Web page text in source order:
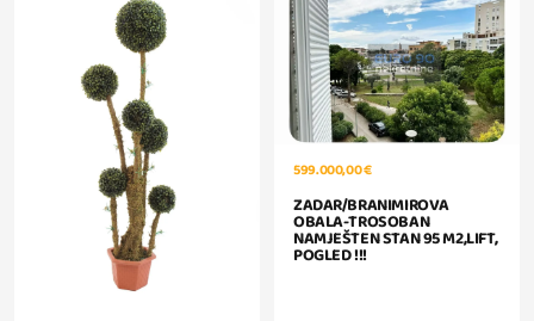
599.000,00 €
ZADAR/BRANIMIROVA
OBALA-TROSOBAN
NAMJEŠTEN STAN 95 M2,LIFT,
POGLED !!!